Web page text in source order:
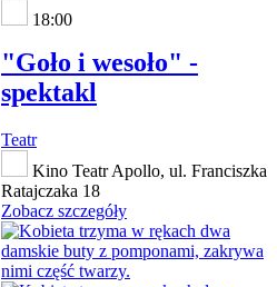
18:00
"Goło i wesoło" -
spektakl
Teatr
Kino Teatr Apollo, ul. Franciszka
Ratajczaka 18
Zobacz szczegóły